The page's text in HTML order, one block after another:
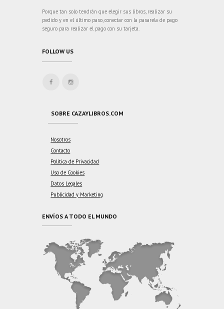
Porque tan solo tendrán que elegir sus libros, realizar su
pedido y en el último paso, conectar con la pasarela de pago
seguro para realizar el pago con su tarjeta.
FOLLOW US
SOBRE CAZAYLIBROS.COM
Nosotros
Contacto
Política de Privacidad
Uso de Cookies
Datos Legales
Publicidad y Marketing
ENVÍOS A TODO EL MUNDO